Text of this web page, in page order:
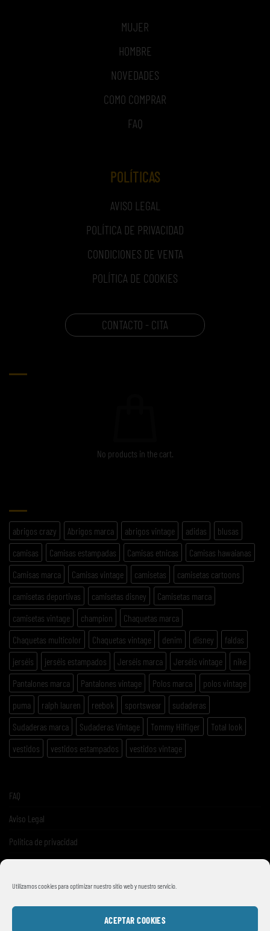
Utilizamos cookies para optimizar nuestro sitio web y nuestro servicio.
ACEPTAR COOKIES
MUJER
HOMBRE
NOVEDADES
COMO COMPRAR
FAQ
POLÍTICAS
AVISO LEGAL
POLÍTICA DE PRIVACIDAD
CONDICIONES DE VENTA
POLÍTICA DE COOKIES
CONTACTO - CITA
No products in the cart.
abrigos crazy Abrigos marca abrigos vintage adidas
blusas
camisas
Camisas estampadas Camisas etnicas
Camisas hawaianas
Camisas marca
Camisas vintage camisetas
camisetas cartoons
camisetas deportivas
camisetas disney
Camisetas marca
camisetas vintage
champion
Chaquetas marca
Chaquetas multicolor
Chaquetas vintage denim disney
faldas
jerséis
jerséis estampados Jerséis marca Jerséis vintage
nike
Pantalones marca
Pantalones vintage Polos marca
polos vintage
puma
ralph lauren reebok sportswear
sudaderas
Sudaderas marca
Sudaderas Vintage Tommy Hilfiger
Total look
vestidos
vestidos estampados vestidos vintage
FAQ
Aviso Legal
Politica de privacidad